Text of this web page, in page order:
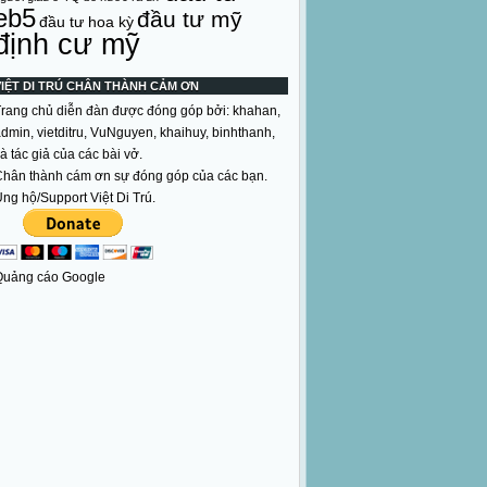
đầu tư hoa kỳđầu tư mỹ
cư mỹ
DI TRÚ CHÂN THÀNH CẢM ƠN
chủ diễn đàn được đóng góp bởi: khahan,
vietditru, VuNguyen, khaihuy, binhthanh,
tác giả của các bài vở.
thành cám ơn sự đóng góp của các bạn.
hộ/Support Việt Di Trú.
cáo Google